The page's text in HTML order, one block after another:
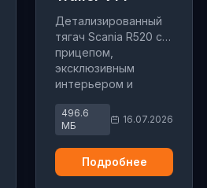
Детализированный
тягач Scania R520 с
прицепом,
эксклюзивным
интерьером и
Автономная версия
для патча 1.60.
Поддержка SiSL
Mega Pack.
496.6
МБ
16.07.2026
Подробнее